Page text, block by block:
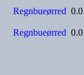
Regnbueørred
Regnbueørred